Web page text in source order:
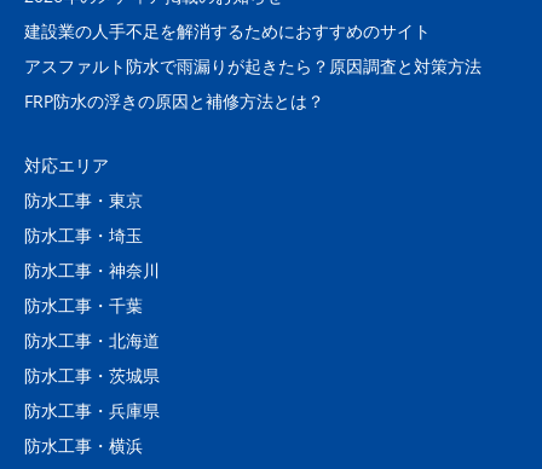
建設業の人手不足を解消するためにおすすめのサイト
アスファルト防水で雨漏りが起きたら？原因調査と対策方法
FRP防水の浮きの原因と補修方法とは？
対応エリア
防水工事・東京
防水工事・埼玉
防水工事・神奈川
防水工事・千葉
防水工事・北海道
防水工事・茨城県
防水工事・兵庫県
防水工事・横浜